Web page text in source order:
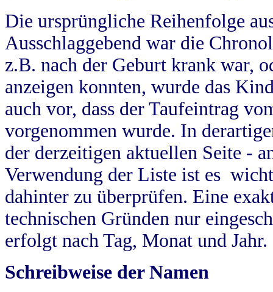
Die ursprüngliche Reihenfolge
Ausschlaggebend war die
z.B. nach der Geburt krank war,
anzeigen konnten, wurde das
auch vor, dass der Taufeintrag
vorgenommen wurde. In
der derzeitigen aktuellen Seite -
Verwendung der Liste ist es
dahinter zu überprüfen. Eine
technischen Gründen nur
erfolgt nach Tag, Monat und Jahr.
Schreibweise der Namen